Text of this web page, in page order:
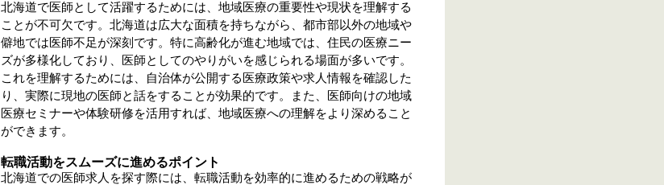
北海道で医師として活躍するためには、地域医療の重要性や現状を理解する
ことが不可欠です。北海道は広大な面積を持ちながら、都市部以外の地域や
僻地では医師不足が深刻です。特に高齢化が進む地域では、住民の医療ニー
ズが多様化しており、医師としてのやりがいを感じられる場面が多いです。
これを理解するためには、自治体が公開する医療政策や求人情報を確認した
り、実際に現地の医師と話をすることが効果的です。また、医師向けの地域
医療セミナーや体験研修を活用すれば、地域医療への理解をより深めること
ができます。
転職活動をスムーズに進めるポイント
北海道での医師求人を探す際には、転職活動を効率的に進めるための戦略が